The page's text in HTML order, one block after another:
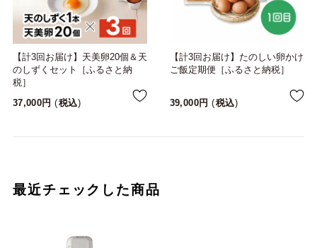
【計3回お届け】天美卵20個＆天
のしずくセット［ふるさと納
税］
37,000
税込
【計3回お届け】たのしい卵かけ
ご飯定期便［ふるさと納税］
39,000 税込
最近チェックした商品